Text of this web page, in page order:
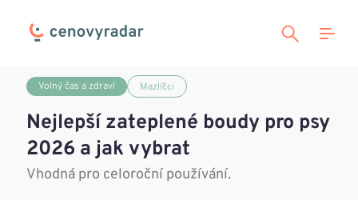
Volný čas a zdraví Mazlíčci
Nejlepší zateplené boudy pro psy
2026 a jak vybrat
Vhodná pro celoroční používání.